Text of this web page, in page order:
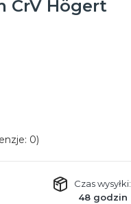
CrV Högert
0)
Czas wysyłki:
48 godzin